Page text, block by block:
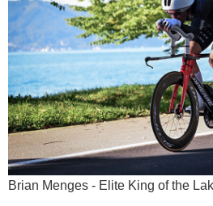
Brian Menges - Elite King of the